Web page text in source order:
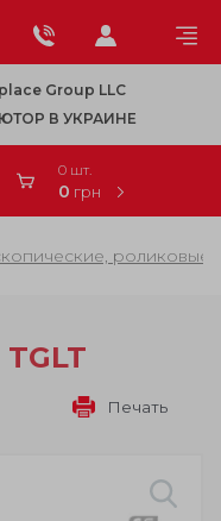
Group LLC
В УКРАИНЕ
0 шт.
0 грн
TGLT
Печать